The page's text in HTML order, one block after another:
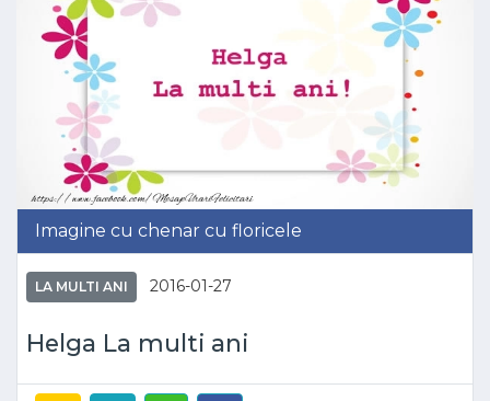
Imagine cu chenar cu floricele
LA MULTI ANI 2016-01-27
Helga La multi ani